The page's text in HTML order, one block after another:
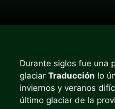
Durante siglos fue una
glaciar Traducción lo
inviernos y veranos
último glaciar de la